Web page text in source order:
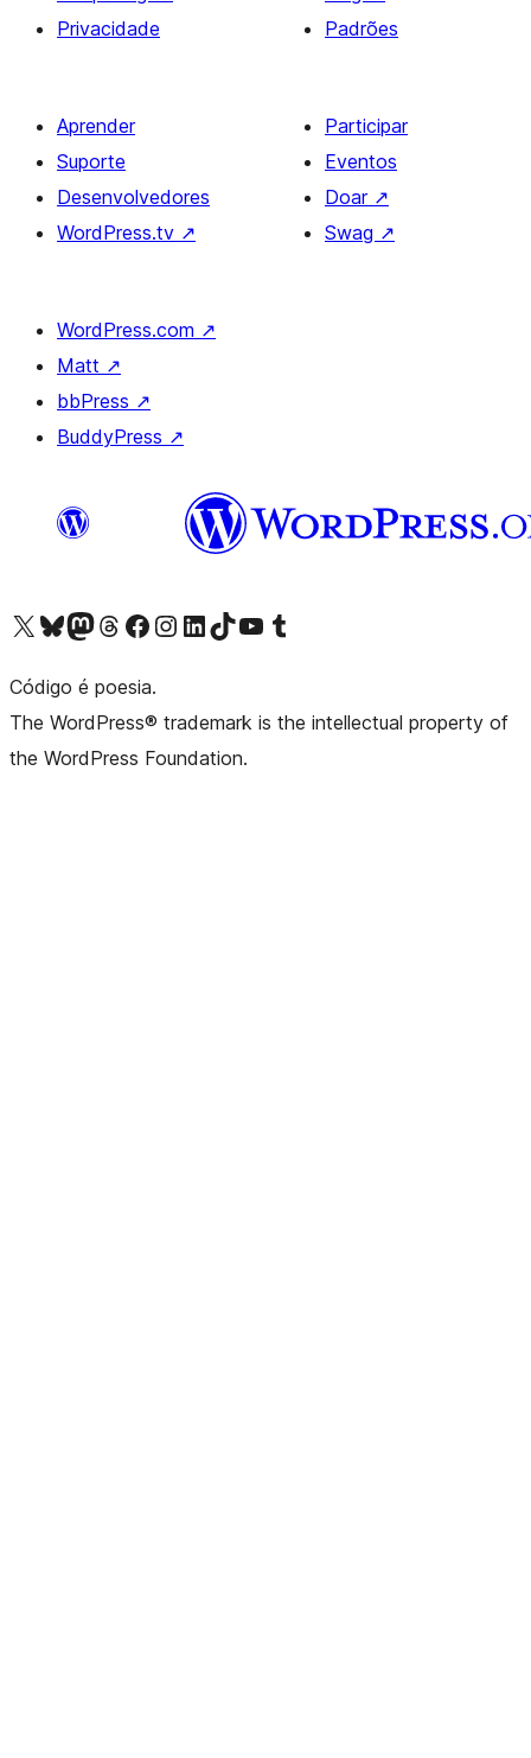
Privacidade
Padrões
Aprender
Suporte
Desenvolvedores
WordPress.tv ↗
Participar
Eventos
Doar ↗
Swag ↗
WordPress.com ↗
Matt ↗
bbPress ↗
BuddyPress ↗
Acessar nossa conta do X (antigo Twitter)
Acessar nossa conta do Bluesky
Acessar nossa conta do Mastodon
Acessar nossa conta do Threads
Acessar nossa página do Facebook
Acessar nossa conta do Instagram
Acessar nossa conta do LinkedIn
Acessar nossa conta do TikTok
Acessar nosso canal do YouTube
Acessar nossa conta no Tumblr
Código é poesia.
The WordPress® trademark is the intellectual property of
the WordPress Foundation.